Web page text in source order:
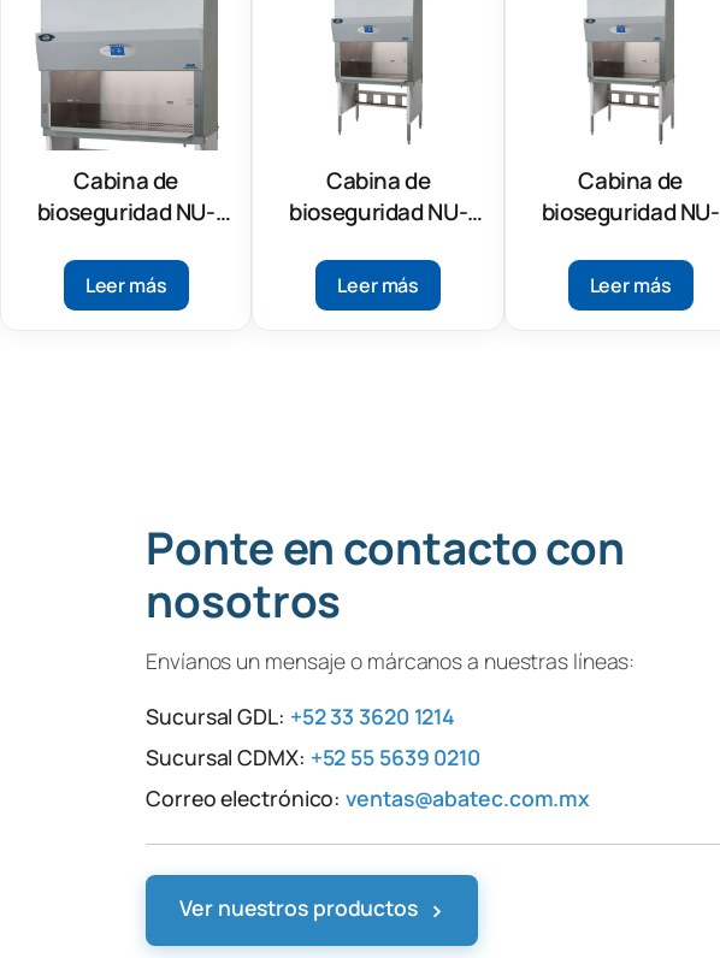
Cabina de
bioseguridad NU-
Leer más
Cabina de
bioseguridad NU-
Tipo B1
Leer más
Cabina de
bioseguridad NU-
Tipo B1
Leer más
Ponte en contacto con
nosotros
Envíanos un mensaje o márcanos a nuestras líneas:
Sucursal GDL: +52 33 3620 1214
Sucursal CDMX: +52 55 5639 0210
Correo electrónico:ventas@abatec.com.mx
Ver nuestros productos ›